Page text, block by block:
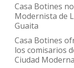
Casa Botines
Modernista de
Guaita
Casa Botines
los comisarios
Ciudad